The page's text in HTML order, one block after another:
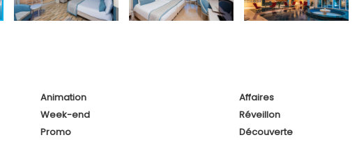
Animation Affaires
Week-end Réveillon
Promo Découverte